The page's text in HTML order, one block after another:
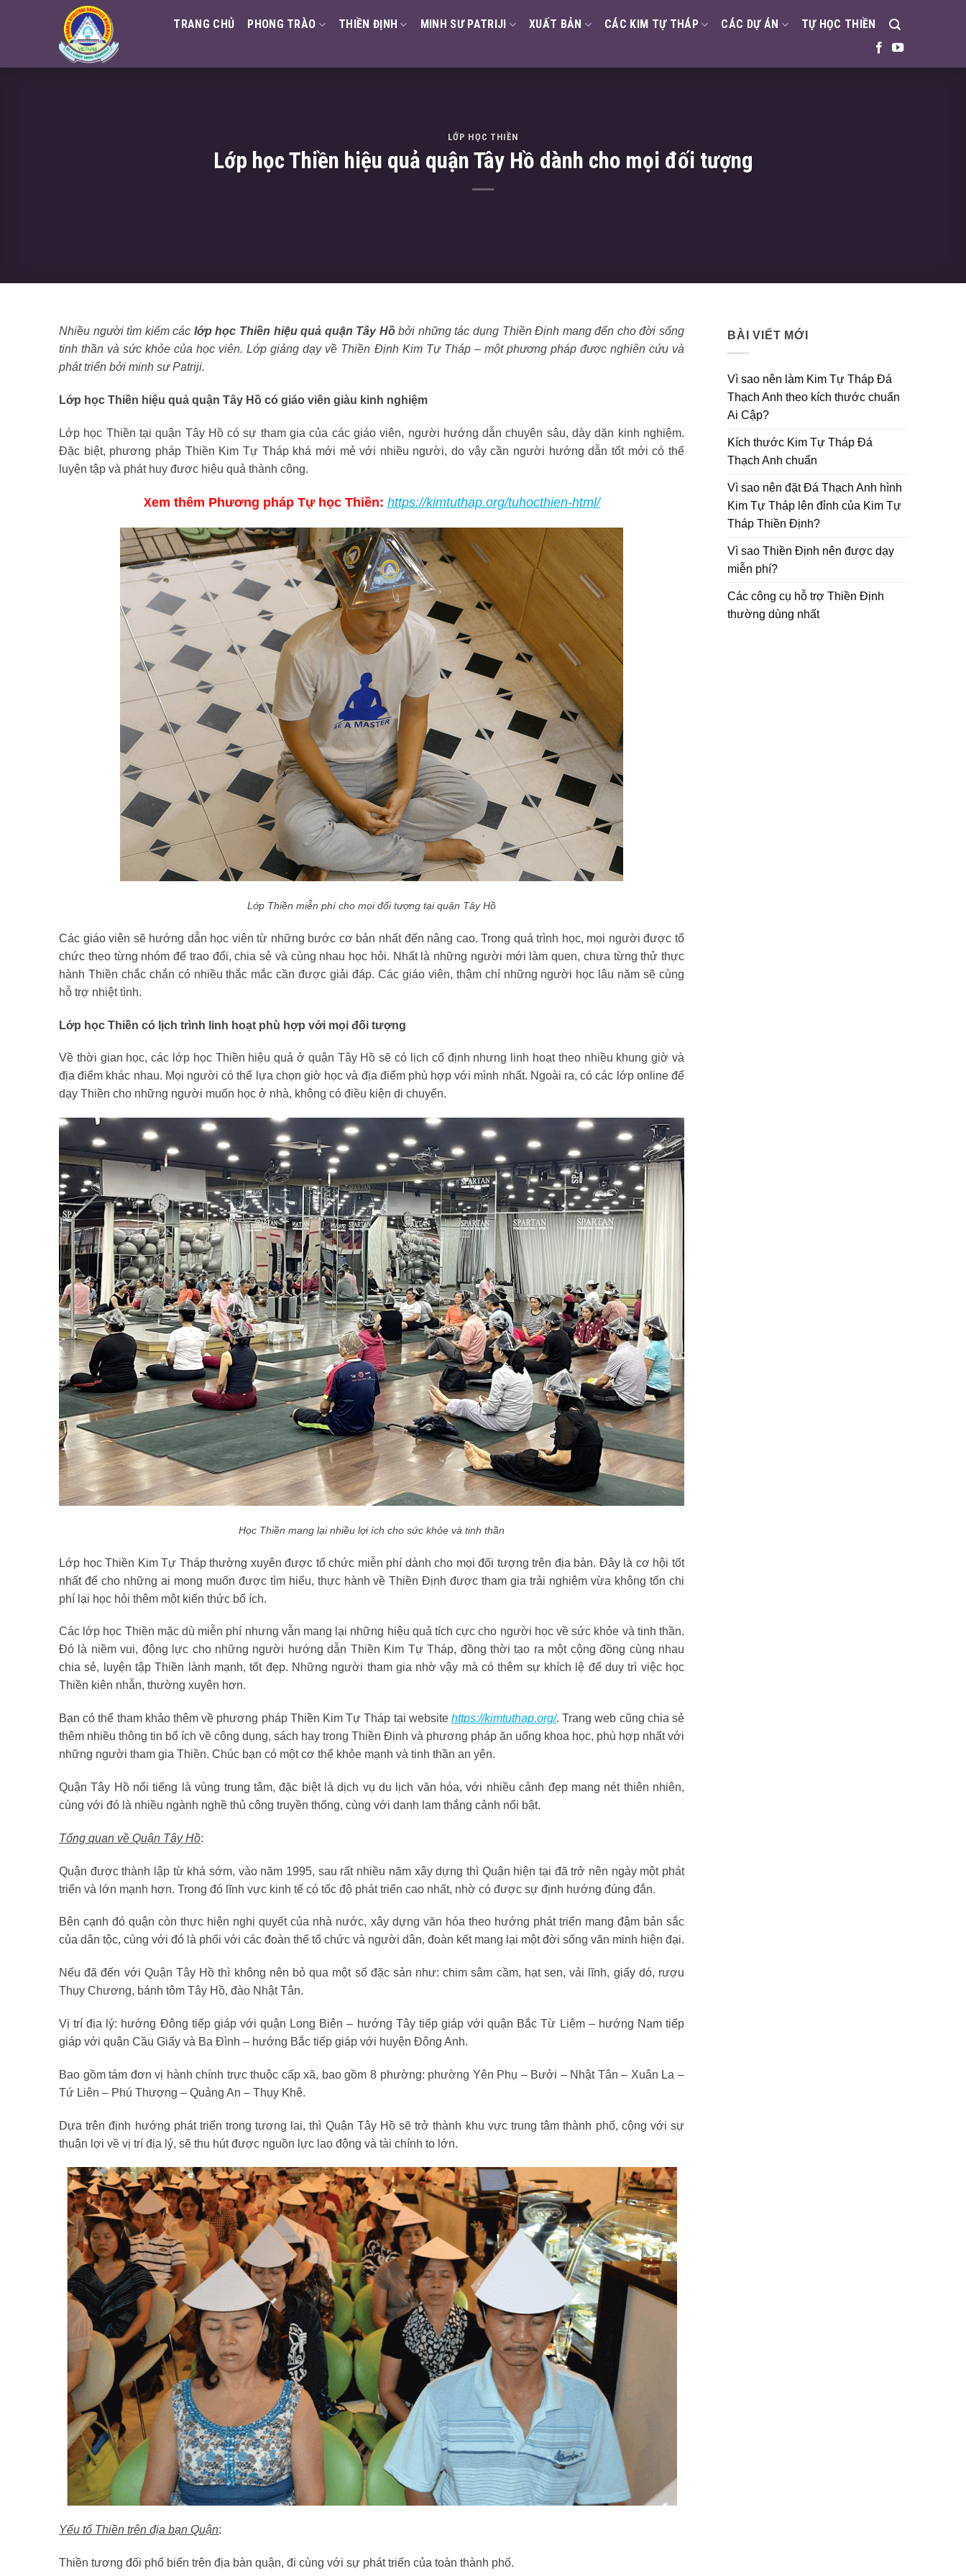
TRANG CHỦ PHONG TRÀO THIỀN ĐỊNH MINH SƯ PATRIJI XUẤT BẢN CÁC KIM TỰ THÁP CÁC DỰ ÁN TỰ HỌC THIỀN
LỚP HỌC THIỀN
Lớp học Thiền hiệu quả quận Tây Hồ dành cho mọi đối tượng
Nhiều người tìm kiếm các lớp học Thiền hiệu quả quận Tây Hồbởi những tác dụng Thiền Định mang đến cho đời sống
tinh thần và sức khỏe của học viên. Lớp giảng dạy về Thiền Định Kim Tự Tháp – một phương pháp được nghiên cứu và
phát triển bởi minh sư Patriji.
Lớp học Thiền hiệu quả quận Tây Hồ có giáo viên giàu kinh nghiệm
Lớp học Thiền tại quận Tây Hồ có sự tham gia của các giáo viên, người hướng dẫn chuyên sâu, dày dặn kinh nghiệm.
Đặc biệt, phương pháp Thiền Kim Tự Tháp khá mới mẻ với nhiều người, do vậy cần người hướng dẫn tốt mới có thể
luyện tập và phát huy được hiệu quả thành công.
Xem thêm Phương pháp Tự học Thiền: https://kimtuthap.org/tuhocthien-html/
Lớp Thiền miễn phí cho mọi đối tượng tại quận Tây Hồ
Các giáo viên sẽ hướng dẫn học viên từ những bước cơ bản nhất đến nâng cao. Trong quá trình học, mọi người được tổ
chức theo từng nhóm để trao đổi, chia sẻ và cùng nhau học hỏi. Nhất là những người mới làm quen, chưa từng thử thực
hành Thiền chắc chắn có nhiều thắc mắc cần được giải đáp. Các giáo viên, thậm chí những người học lâu năm sẽ cùng
hỗ trợ nhiệt tình.
Lớp học Thiền có lịch trình linh hoạt phù hợp với mọi đối tượng
Về thời gian học, các lớp học Thiền hiệu quả ở quận Tây Hồ sẽ có lịch cố định nhưng linh hoạt theo nhiều khung giờ và
địa điểm khác nhau. Mọi người có thể lựa chọn giờ học và địa điểm phù hợp với mình nhất. Ngoài ra, có các lớp online để
dạy Thiền cho những người muốn học ở nhà, không có điều kiện di chuyển.
Học Thiền mang lại nhiều lợi ích cho sức khỏe và tinh thần
Lớp học Thiền Kim Tự Tháp thường xuyên được tổ chức miễn phí dành cho mọi đối tượng trên địa bàn. Đây là cơ hội tốt
nhất để cho những ai mong muốn được tìm hiểu, thực hành về Thiền Định được tham gia trải nghiệm vừa không tốn chi
phí lại học hỏi thêm một kiến thức bổ ích.
Các lớp học Thiền mặc dù miễn phí nhưng vẫn mang lại những hiệu quả tích cực cho người học về sức khỏe và tinh thần.
Đó là niềm vui, động lực cho những người hướng dẫn Thiền Kim Tự Tháp, đồng thời tạo ra một cộng đồng cùng nhau
chia sẻ, luyện tập Thiền lành mạnh, tốt đẹp. Những người tham gia nhờ vậy mà có thêm sự khích lệ để duy trì việc học
Thiền kiên nhẫn, thường xuyên hơn.
Bạn có thể tham khảo thêm về phương pháp Thiền Kim Tự Tháp tại website https://kimtuthap.org/. Trang web cũng chia sẻ
thêm nhiều thông tin bổ ích về công dụng, sách hay trong Thiền Định và phương pháp ăn uống khoa học, phù hợp nhất với
những người tham gia Thiền. Chúc bạn có một cơ thể khỏe mạnh và tinh thần an yên.
Quận Tây Hồ nổi tiếng là vùng trung tâm, đặc biệt là dịch vụ du lịch văn hóa, với nhiều cảnh đẹp mang nét thiên nhiên,
cùng với đó là nhiều ngành nghề thủ công truyền thống, cùng với danh lam thắng cảnh nổi bật.
Tổng quan về Quận Tây Hồ:
Quận được thành lập từ khá sớm, vào năm 1995, sau rất nhiều năm xây dựng thì Quận hiện tại đã trở nên ngày một phát
triển và lớn mạnh hơn. Trong đó lĩnh vực kinh tế có tốc độ phát triển cao nhất, nhờ có được sự định hướng đúng đắn.
Bên cạnh đó quận còn thực hiện nghị quyết của nhà nước, xây dựng văn hóa theo hướng phát triển mang đậm bản sắc
của dân tộc, cùng với đó là phối với các đoàn thể tổ chức và người dân, đoàn kết mang lại một đời sống văn minh hiện đại.
Nếu đã đến với Quận Tây Hồ thì không nên bỏ qua một số đặc sản như: chim sâm cầm, hạt sen, vải lĩnh, giấy dó, rượu
Thụy Chương, bánh tôm Tây Hồ, đào Nhật Tân.
Vị trí địa lý: hướng Đông tiếp giáp với quận Long Biên – hướng Tây tiếp giáp với quận Bắc Từ Liêm – hướng Nam tiếp
giáp với quận Cầu Giấy và Ba Đình – hướng Bắc tiếp giáp với huyện Đông Anh.
Bao gồm tám đơn vị hành chính trực thuộc cấp xã, bao gồm 8 phường: phường Yên Phụ – Bưởi – Nhật Tân – Xuân La –
Tứ Liên – Phú Thượng – Quảng An – Thụy Khê.
Dựa trên định hướng phát triển trong tương lai, thì Quận Tây Hồ sẽ trở thành khu vực trung tâm thành phố, cộng với sự
thuận lợi về vị trí địa lý, sẽ thu hút được nguồn lực lao động và tài chính to lớn.
Yếu tố Thiền trên địa bạn Quận:
Thiền tương đối phổ biến trên địa bàn quận, đi cùng với sự phát triển của toàn thành phố.
BÀI VIẾT MỚI
Vì sao nên làm Kim Tự Tháp Đá
Thạch Anh theo kích thước chuẩn
Ai Cập?
Kích thước Kim Tự Tháp Đá
Thạch Anh chuẩn
Vì sao nên đặt Đá Thạch Anh hình
Kim Tự Tháp lên đỉnh của Kim Tự
Tháp Thiền Định?
Vì sao Thiền Định nên được dạy
miễn phí?
Các công cụ hỗ trợ Thiền Định
thường dùng nhất